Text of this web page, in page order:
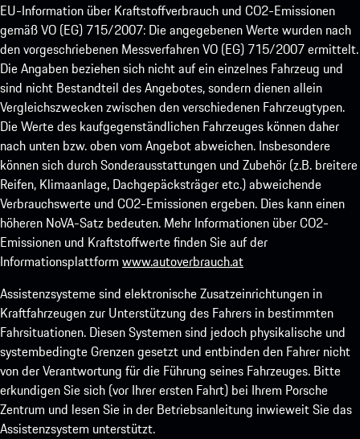
EU-Information über Kraftstoffverbrauch und CO2-Emissionen
gemäß VO (EG) 715/2007: Die angegebenen Werte wurden nach
den vorgeschriebenen Messverfahren VO (EG) 715/2007 ermittelt.
Die Angaben beziehen sich nicht auf ein einzelnes Fahrzeug und
sind nicht Bestandteil des Angebotes, sondern dienen allein
Vergleichszwecken zwischen den verschiedenen Fahrzeugtypen.
Die Werte des kaufgegenständlichen Fahrzeuges können daher
nach unten bzw. oben vom Angebot abweichen. Insbesondere
können sich durch Sonderausstattungen und Zubehör (z.B. breitere
Reifen, Klimaanlage, Dachgepäcksträger etc.) abweichende
Verbrauchswerte und CO2-Emissionen ergeben. Dies kann einen
höheren NoVA-Satz bedeuten. Mehr Informationen über CO2-
Emissionen und Kraftstoffwerte finden Sie auf der
Informationsplattform www.autoverbrauch.at
Assistenzsysteme sind elektronische Zusatzeinrichtungen in
Kraftfahrzeugen zur Unterstützung des Fahrers in bestimmten
Fahrsituationen. Diesen Systemen sind jedoch physikalische und
systembedingte Grenzen gesetzt und entbinden den Fahrer nicht
von der Verantwortung für die Führung seines Fahrzeuges. Bitte
erkundigen Sie sich (vor Ihrer ersten Fahrt) bei Ihrem Porsche
Zentrum und lesen Sie in der Betriebsanleitung inwieweit Sie das
Assistenzsystem unterstützt.